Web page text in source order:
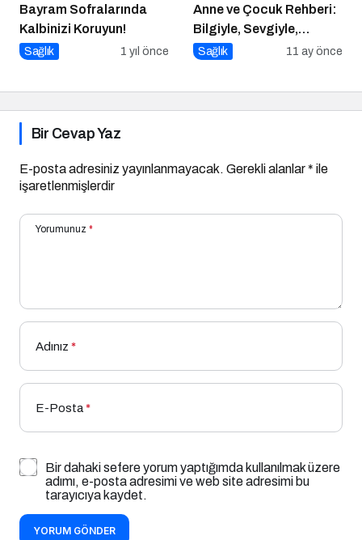
Bayram Sofralarında
Kalbinizi Koruyun!
Sağlık 1 yıl önce
Anne ve Çocuk Rehberi:
Bilgiyle, Sevgiyle,
Güvenle
Sağlık 11 ay önce
Bir Cevap Yaz
E-posta adresiniz yayınlanmayacak. Gerekli alanlar* ile
işaretlenmişlerdir
Yorumunuz *
Adınız *
E-Posta*
Bir dahaki sefere yorum yaptığımda kullanılmak üzere
adımı, e-posta adresimi ve web site adresimi bu
tarayıcıya kaydet.
YORUM GÖNDER